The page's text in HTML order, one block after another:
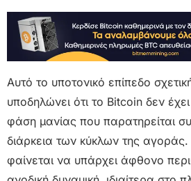
Αυτό το υποτονικό επίπεδο
υποδηλώνει ότι το Bitcoin δεν
φάση μανίας που παρατηρείται
διάρκεια των κύκλων της
φαίνεται να υπάρχει άφθονο